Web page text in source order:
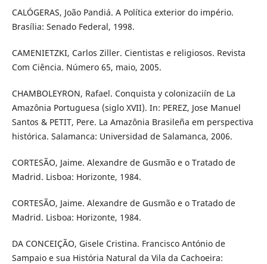
CALÓGERAS, João Pandiá. A Política exterior do império.
Brasília: Senado Federal, 1998.
CAMENIETZKI, Carlos Ziller. Cientistas e religiosos. Revista
Com Ciência. Número 65, maio, 2005.
CHAMBOLEYRON, Rafael. Conquista y colonizaciín de La
Amazônia Portuguesa (siglo XVII). In: PEREZ, Jose Manuel
Santos & PETIT, Pere. La Amazônia Brasileña em perspectiva
histórica. Salamanca: Universidad de Salamanca, 2006.
CORTESÃO, Jaime. Alexandre de Gusmão e o Tratado de
Madrid. Lisboa: Horizonte, 1984.
CORTESÃO, Jaime. Alexandre de Gusmão e o Tratado de
Madrid. Lisboa: Horizonte, 1984.
DA CONCEIÇÃO, Gisele Cristina. Francisco António de
Sampaio e sua História Natural da Vila da Cachoeira: